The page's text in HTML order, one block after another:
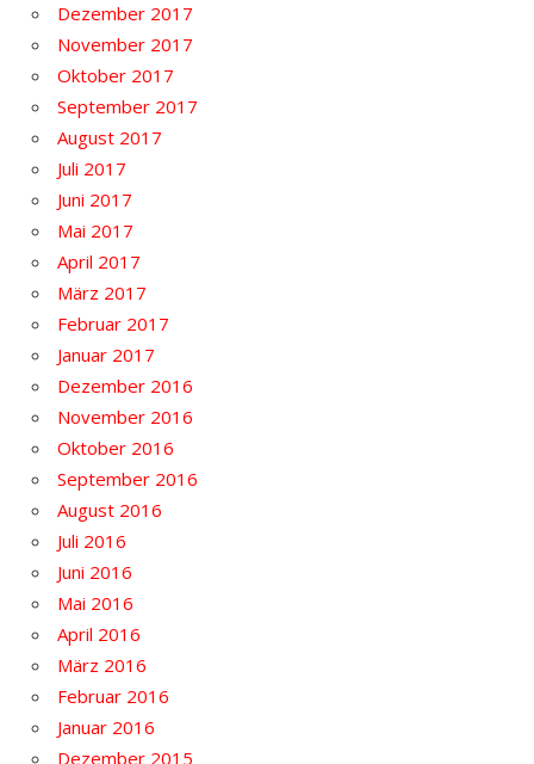
Dezember 2017
November 2017
Oktober 2017
September 2017
August 2017
Juli 2017
Juni 2017
Mai 2017
April 2017
März 2017
Februar 2017
Januar 2017
Dezember 2016
November 2016
Oktober 2016
September 2016
August 2016
Juli 2016
Juni 2016
Mai 2016
April 2016
März 2016
Februar 2016
Januar 2016
Dezember 2015